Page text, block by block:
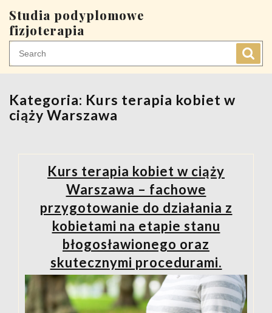
to
content
Studia podyplomowe
fizjoterapia
Kategoria: Kurs terapia kobiet w
ciąży Warszawa
Kurs terapia kobiet w ciąży
Warszawa – fachowe
przygotowanie do działania z
kobietami na etapie stanu
błogosławionego oraz
skutecznymi procedurami.